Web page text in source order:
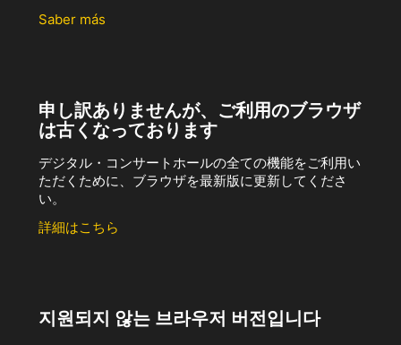
Saber más
申し訳ありませんが、ご利用のブラウザ
は古くなっております
デジタル・コンサートホールの全ての機能をご利用い
ただくために、ブラウザを最新版に更新してくださ
い。
詳細はこちら
지원되지 않는 브라우저 버전입니다